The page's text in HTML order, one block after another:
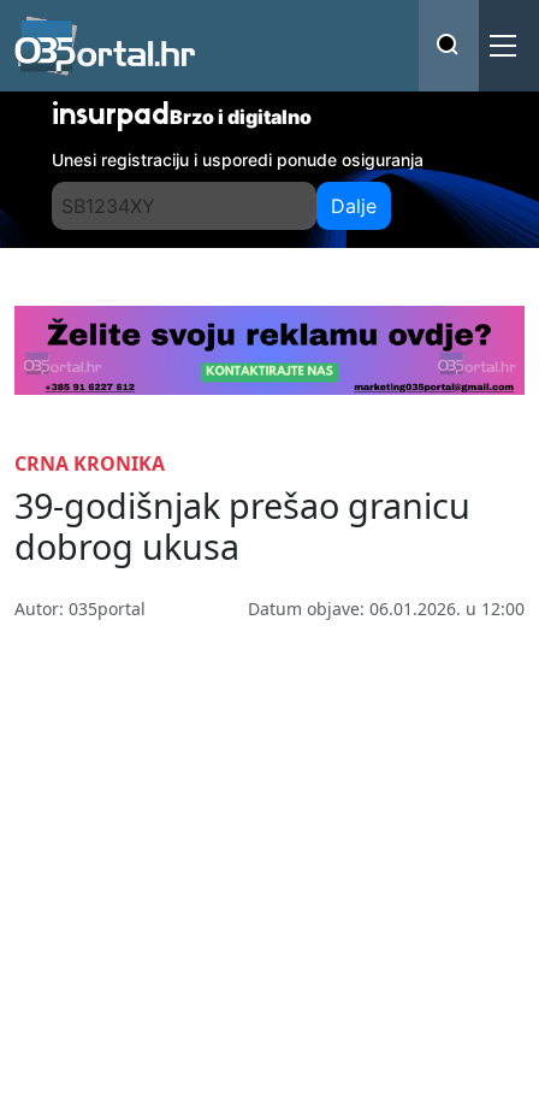
insurpadBrzo i digitalno
Unesi registraciju i usporedi ponude osiguranja
Dalje
CRNA KRONIKA
39-godišnjak prešao granicu
dobrog ukusa
Autor: 035portal Datum objave: 06.01.2026. u 12:00